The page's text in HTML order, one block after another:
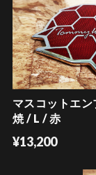
マスコットエン
焼 / L / 赤
¥13,200